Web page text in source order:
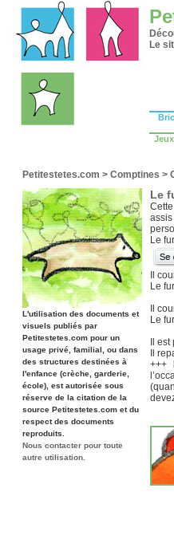
Le
Petitestetes.com > Comptines >
L'utilisation des documents et
visuels publiés par
Petitestetes.com pour un
usage privé, familial, ou dans
des structures destinées à
l'enfance (crèche, garderie,
école), est autorisée sous
réserve de la citation de la
source Petitestetes.com et du
respect des documents
reproduits.
Nous contacter pour toute
autre utilisation.
Le
Le
Il
Le
Il
Le
Il
Il
+++